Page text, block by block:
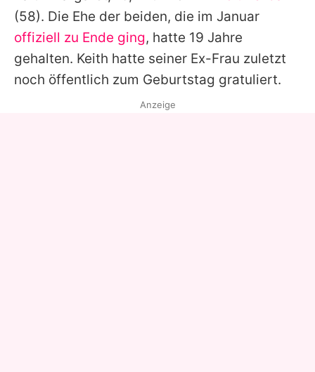
(58). Die Ehe der beiden, die im Januar
offiziell zu Ende ging, hatte 19 Jahre
gehalten. Keith hatte seiner Ex-Frau zuletzt
noch öffentlich zum Geburtstag gratuliert.
Anzeige